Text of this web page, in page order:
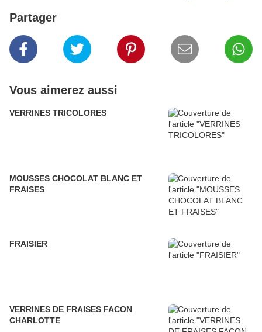
Partager
Vous aimerez aussi
VERRINES TRICOLORES
MOUSSES CHOCOLAT BLANC ET
FRAISES
FRAISIER
VERRINES DE FRAISES FACON
CHARLOTTE